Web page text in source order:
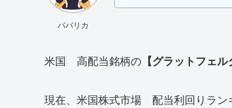
パパリカ
米国 高配当銘柄の 【グラットフェ
現在、米国株式市場 配当利回りラン